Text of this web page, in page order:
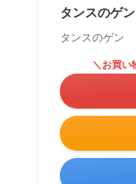
タンスのゲ
タンスのゲン
＼お買い